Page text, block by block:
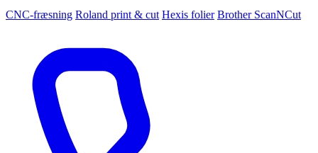
CNC-fræsning Roland print & cut Hexis folier Brother ScanNCut